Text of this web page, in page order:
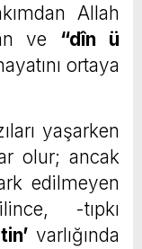
Allah
ve “dîn ü
ortaya
yaşarken
olur; ancak
edilmeyen
-tıpkı
varlığında